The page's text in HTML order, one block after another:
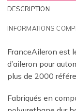
DESCRIPTION
INFORMATIONS
FranceAileron est
d’aileron pour
plus de 2000
Fabriqués en